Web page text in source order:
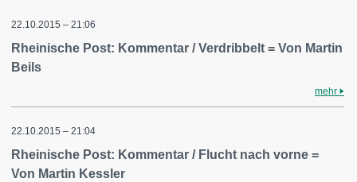
22.10.2015 – 21:06
Rheinische Post: Kommentar / Verdribbelt = Von Martin
Beils
mehr
22.10.2015 – 21:04
Rheinische Post: Kommentar / Flucht nach vorne =
Von Martin Kessler